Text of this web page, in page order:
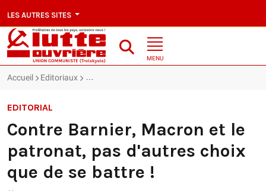
LES AUTRES SITES
MENU
Accueil Editoriaux Contre Barnier, Macron et le patronat, pas
EDITORIAL
Contre Barnier, Macron et le
patronat, pas d'autres choix
que de se battre !